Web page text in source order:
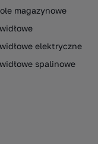
magazynowe
elektryczne
spalinowe